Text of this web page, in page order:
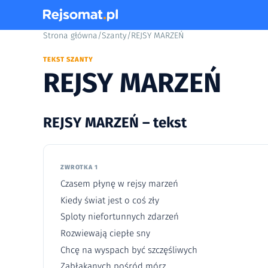
Strona główna/Szanty/REJSY MARZEŃ
TEKST SZANTY
REJSY MARZEŃ
REJSY MARZEŃ – tekst
ZWROTKA 1
Czasem płynę w rejsy marzeń
Kiedy świat jest o coś zły
Sploty niefortunnych zdarzeń
Rozwiewają ciepłe sny
Chcę na wyspach być szczęśliwych